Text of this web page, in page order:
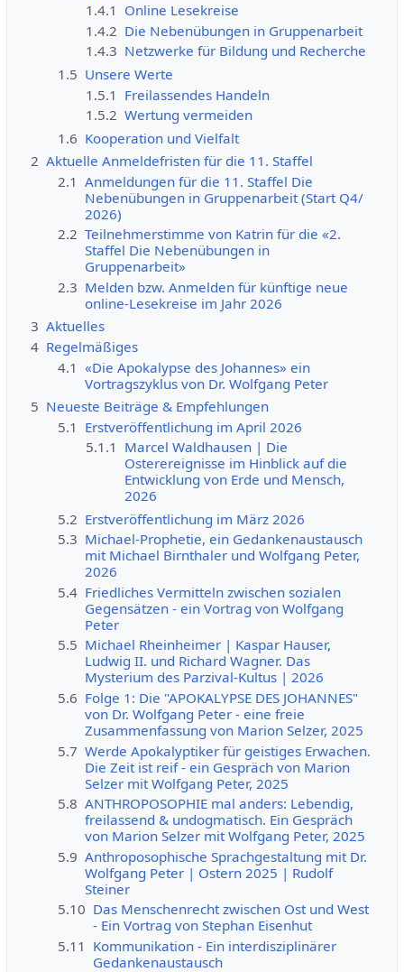
1.4.1 Online Lesekreise
1.4.2 Die Nebenübungen in Gruppenarbeit
1.4.3 Netzwerke für Bildung und Recherche
1.5 Unsere Werte
1.5.1 Freilassendes Handeln
1.5.2 Wertung vermeiden
1.6 Kooperation und Vielfalt
2 Aktuelle Anmeldefristen für die 11. Staffel
2.1 Anmeldungen für die 11. Staffel Die
Nebenübungen in Gruppenarbeit (Start Q4/
2026)
2.2 Teilnehmerstimme von Katrin für die «2.
Staffel Die Nebenübungen in
Gruppenarbeit»
2.3 Melden bzw. Anmelden für künftige neue
online-Lesekreise im Jahr 2026
3 Aktuelles
4 Regelmäßiges
4.1 «Die Apokalypse des Johannes» ein
Vortragszyklus von Dr. Wolfgang Peter
5 Neueste Beiträge & Empfehlungen
5.1 Erstveröffentlichung im April 2026
5.1.1 Marcel Waldhausen | Die
Osterereignisse im Hinblick auf die
Entwicklung von Erde und Mensch,
2026
5.2 Erstveröffentlichung im März 2026
5.3 Michael-Prophetie, ein Gedankenaustausch
mit Michael Birnthaler und Wolfgang Peter,
2026
5.4 Friedliches Vermitteln zwischen sozialen
Gegensätzen - ein Vortrag von Wolfgang
Peter
5.5 Michael Rheinheimer | Kaspar Hauser,
Ludwig II. und Richard Wagner. Das
Mysterium des Parzival-Kultus | 2026
5.6 Folge 1: Die "APOKALYPSE DES JOHANNES"
von Dr. Wolfgang Peter - eine freie
Zusammenfassung von Marion Selzer, 2025
5.7 Werde Apokalyptiker für geistiges Erwachen.
Die Zeit ist reif - ein Gespräch von Marion
Selzer mit Wolfgang Peter, 2025
5.8 ANTHROPOSOPHIE mal anders: Lebendig,
freilassend & undogmatisch. Ein Gespräch
von Marion Selzer mit Wolfgang Peter, 2025
5.9 Anthroposophische Sprachgestaltung mit Dr.
Wolfgang Peter | Ostern 2025 | Rudolf
Steiner
5.10 Das Menschenrecht zwischen Ost und West
- Ein Vortrag von Stephan Eisenhut
5.11 Kommunikation - Ein interdisziplinärer
Gedankenaustausch